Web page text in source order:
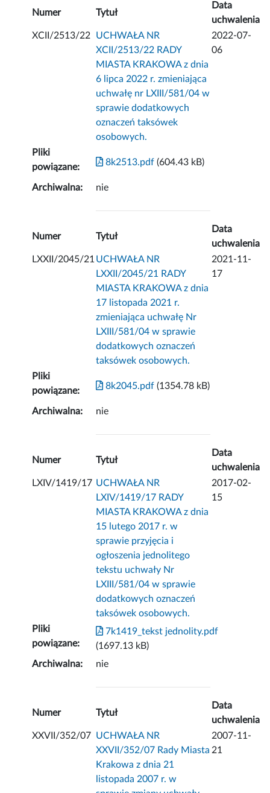
Numer Tytuł
Data
uchwalenia
XCII/2513/22
UCHWAŁA NR
XCII/2513/22 RADY
MIASTA KRAKOWA z dnia
6 lipca 2022 r. zmieniająca
uchwałę nr LXIII/581/04 w
sprawie dodatkowych
oznaczeń taksówek
osobowych.
2022-07-
06
Pliki
powiązane:
8k2513.pdf (604.43 kB)
Archiwalna: nie
Numer Tytuł
Data
uchwalenia
LXXII/2045/21 UCHWAŁA NR
LXXII/2045/21 RADY
MIASTA KRAKOWA z dnia
17 listopada 2021 r.
zmieniająca uchwałę Nr
LXIII/581/04 w sprawie
dodatkowych oznaczeń
taksówek osobowych.
2021-11-
17
Pliki
powiązane:
8k2045.pdf (1354.78 kB)
Archiwalna: nie
Numer Tytuł
Data
uchwalenia
LXIV/1419/17 UCHWAŁA NR
LXIV/1419/17 RADY
MIASTA KRAKOWA z dnia
15 lutego 2017 r. w
sprawie przyjęcia i
ogłoszenia jednolitego
tekstu uchwały Nr
LXIII/581/04 w sprawie
dodatkowych oznaczeń
taksówek osobowych.
2017-02-
15
Pliki
powiązane:
7k1419_tekst jednolity.pdf
(1697.13 kB)
Archiwalna:
nie
Numer Tytuł
Data
uchwalenia
XXVII/352/07 UCHWAŁA NR
XXVII/352/07 Rady Miasta
Krakowa z dnia 21
listopada 2007 r. w
2007-11-
21